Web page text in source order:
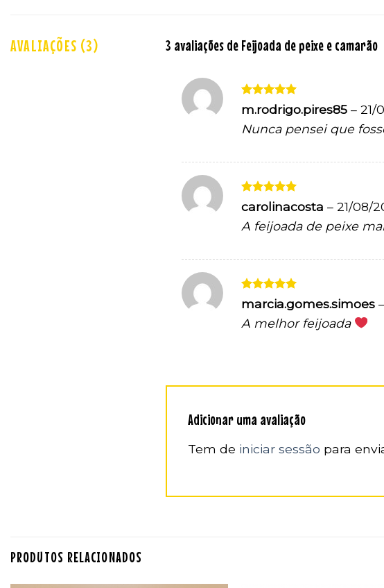
AVALIAÇÕES (3) 3 avaliações deFeijoada de peixe e camarão
Avaliação5
de 5
m.rodrigo.pires85– 21/
Nunca pensei que
Avaliação 5
de 5
carolinacosta– 21/08/
A feijoada de peixe
Avaliação5
de 5
marcia.gomes.simoes–
A melhor feijoada
Adicionar uma avaliação
Tem de iniciar sessão para
PRODUTOS RELACIONADOS